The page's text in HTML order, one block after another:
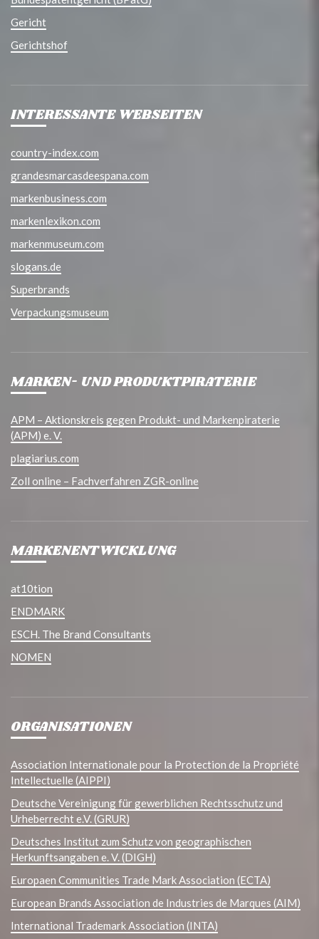
Gericht
Gerichtshof
INTERESSANTE WEBSEITEN
country-index.com
grandesmarcasdeespana.com
markenbusiness.com
markenlexikon.com
markenmuseum.com
slogans.de
Superbrands
Verpackungsmuseum
MARKEN- UND PRODUKTPIRATERIE
APM – Aktionskreis gegen Produkt- und Markenpiraterie
(APM) e. V.
plagiarius.com
Zoll online – Fachverfahren ZGR-online
MARKENENTWICKLUNG
at10tion
ENDMARK
ESCH. The Brand Consultants
NOMEN
ORGANISATIONEN
Association Internationale pour la Protection de la Propriété
Intellectuelle (AIPPI)
Deutsche Vereinigung für gewerblichen Rechtsschutz und
Urheberrecht e.V. (GRUR)
Deutsches Institut zum Schutz von geographischen
Herkunftsangaben e. V. (DIGH)
Europaen Communities Trade Mark Association (ECTA)
European Brands Association de Industries de Marques (AIM)
International Trademark Association (INTA)